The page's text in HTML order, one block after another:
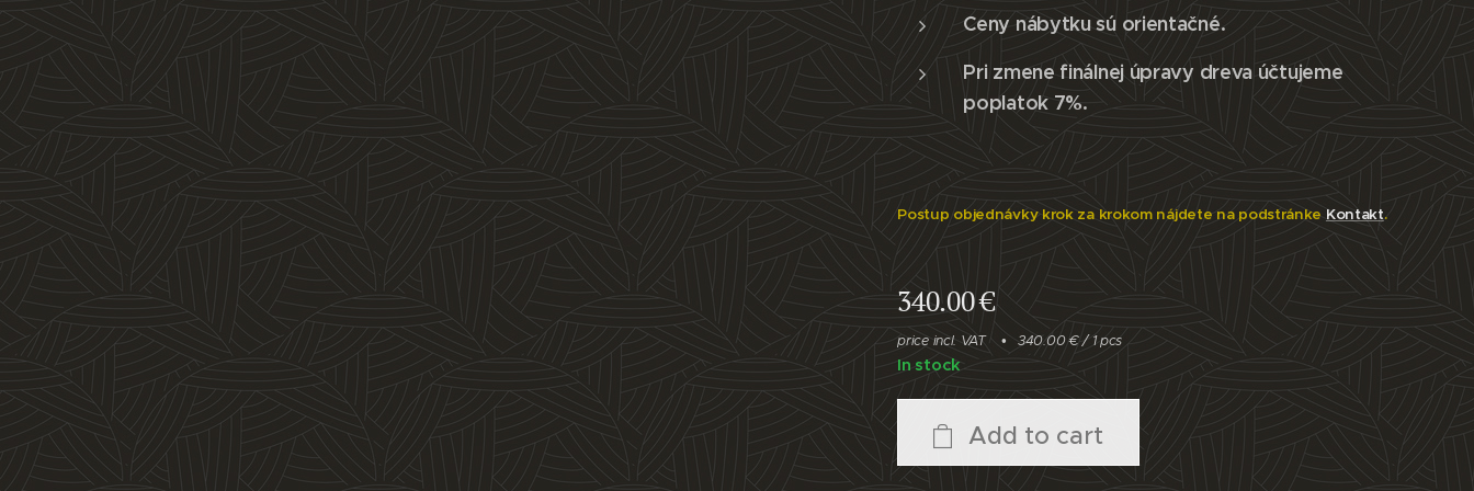
Ceny nábytku sú orientačné.
Pri zmene finálnej úpravy dreva účtujeme
poplatok 7%.
Postup objednávky krok za krokom nájdete na podstránke Kontakt.
340.00€
price incl. VAT 340.00 € / 1 pcs
In stock
Add to cart